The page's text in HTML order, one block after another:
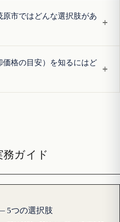
市ではどんな選択肢があ
+
価格の目安）を知るにはど
+
ガイド
5つの選択肢